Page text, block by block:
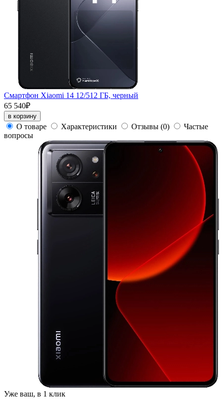
Смартфон Xiaomi 14 12/512 ГБ, черный
65 540₽
в корзину
О товаре Характеристики Отзывы (0)
Частые
вопросы
Уже ваш, в 1 клик